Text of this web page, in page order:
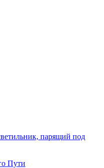
парящий под
Пути